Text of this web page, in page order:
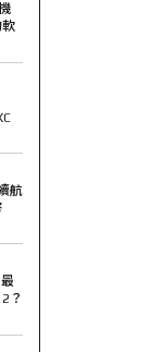
航
？